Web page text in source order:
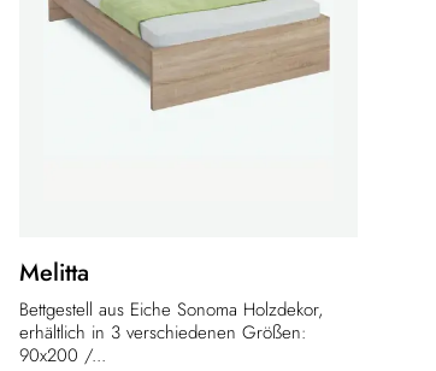
Melitta
Bettgestell aus Eiche Sonoma Holzdekor,
erhältlich in 3 verschiedenen Größen:
90x200 /...